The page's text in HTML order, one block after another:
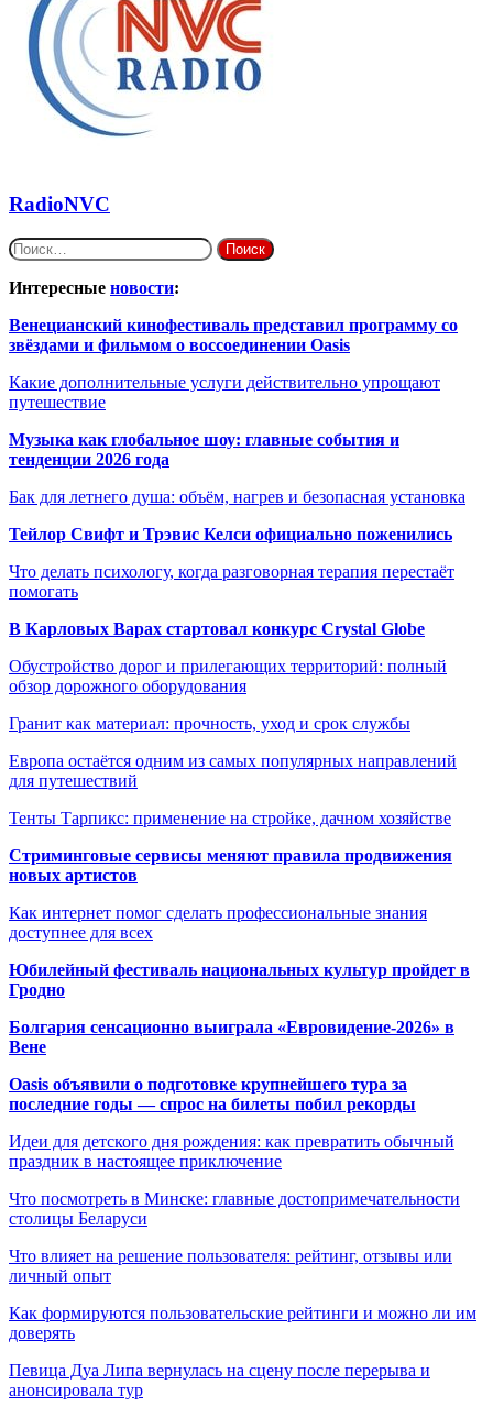
RadioNVC
Найти:
Интересные новости:
Венецианский кинофестиваль представил программу со
звёздами и фильмом о воссоединении Oasis
Какие дополнительные услуги действительно упрощают
путешествие
Музыка как глобальное шоу: главные события и
тенденции 2026 года
Бак для летнего душа: объём, нагрев и безопасная установка
Тейлор Свифт и Трэвис Келси официально поженились
Что делать психологу, когда разговорная терапия перестаёт
помогать
В Карловых Варах стартовал конкурс Crystal Globe
Обустройство дорог и прилегающих территорий: полный
обзор дорожного оборудования
Гранит как материал: прочность, уход и срок службы
Европа остаётся одним из самых популярных направлений
для путешествий
Тенты Тарпикс: применение на стройке, дачном хозяйстве
Стриминговые сервисы меняют правила продвижения
новых артистов
Как интернет помог сделать профессиональные знания
доступнее для всех
Юбилейный фестиваль национальных культур пройдет в
Гродно
Болгария сенсационно выиграла «Евровидение-2026» в
Вене
Oasis объявили о подготовке крупнейшего тура за
последние годы — спрос на билеты побил рекорды
Идеи для детского дня рождения: как превратить обычный
праздник в настоящее приключение
Что посмотреть в Минске: главные достопримечательности
столицы Беларуси
Что влияет на решение пользователя: рейтинг, отзывы или
личный опыт
Как формируются пользовательские рейтинги и можно ли им
доверять
Певица Дуа Липа вернулась на сцену после перерыва и
анонсировала тур